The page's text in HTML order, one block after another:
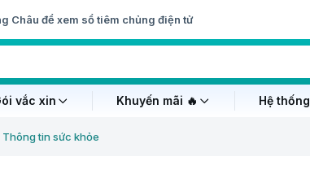
Châu để xem sổ tiêm chủng điện tử
vắc xin Khuyến mãi 🔥 Hệ
Thông tin sức khỏe